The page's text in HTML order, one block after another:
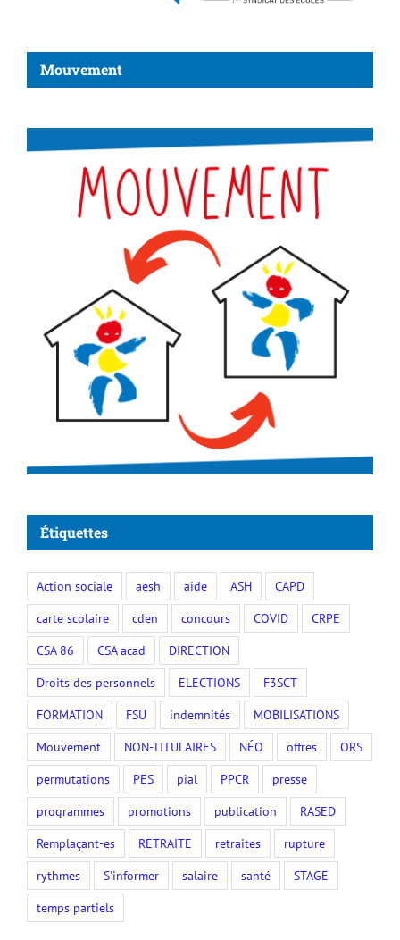
Mouvement
Étiquettes
Action sociale aesh aide ASH
CAPD
carte scolaire
cden concours COVID
CRPE
CSA 86
CSA acad
DIRECTION
Droits des personnels
ELECTIONS
F3SCT
FORMATION
FSU indemnités
MOBILISATIONS
Mouvement
NON-TITULAIRES NÉO offres
ORS
permutations
PES pial PPCR
presse
programmes
promotions publication
RASED
Remplaçant-es
RETRAITE retraites
rupture
rythmes
S'informer salaire santé
STAGE
temps partiels